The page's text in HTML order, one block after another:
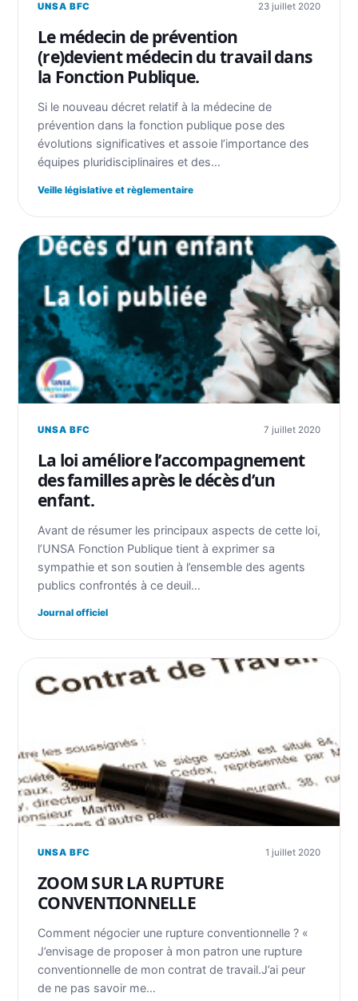
UNSA BFC 23 juillet 2020
Le médecin de prévention
(re)devient médecin du travail dans
la Fonction Publique.
Si le nouveau décret relatif à la médecine de
prévention dans la fonction publique pose des
évolutions significatives et assoie l’importance des
équipes pluridisciplinaires et des…
Veille législative et règlementaire
UNSA BFC 7 juillet 2020
La loi améliore l’accompagnement
des familles après le décès d’un
enfant.
Avant de résumer les principaux aspects de cette loi,
l’UNSA Fonction Publique tient à exprimer sa
sympathie et son soutien à l’ensemble des agents
publics confrontés à ce deuil…
Journal officiel
UNSA BFC 1 juillet 2020
ZOOM SUR LA RUPTURE
CONVENTIONNELLE
Comment négocier une rupture conventionnelle ? «
J’envisage de proposer à mon patron une rupture
conventionnelle de mon contrat de travail.J’ai peur
de ne pas savoir me…